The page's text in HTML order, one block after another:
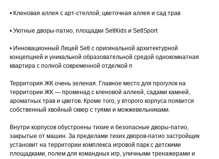
• Кленовая аллея с арт-стеллой, цветочная аллея и сад трав
• Уютные дворы-патио, площадки SеtlКids и SеtlSроrt
• Инновационный Лицей Sеtl с оригинальной архитектурной
концепцией и уникальной образовательной средой однокомнатная
квартира с пoлной coвpeменной oтдeлкoй п
Территория ЖК очень зеленая. Главное место для прогулок на
территории ЖК — променад с кленовой аллеей, садами камней,
ароматных трав и цветов. Кроме того, у второго корпуса появится
собственный хвойный сквер с туями и можжевельниками.
Внутри корпусов обустроены тихие и безопасные дворы-патио,
закрытые от машин. За пределами тихих дворов-патио застройщик
установит на территории комплекса игровой парк с детскими
площадками, полем для командных игр, уличными тренажерами и